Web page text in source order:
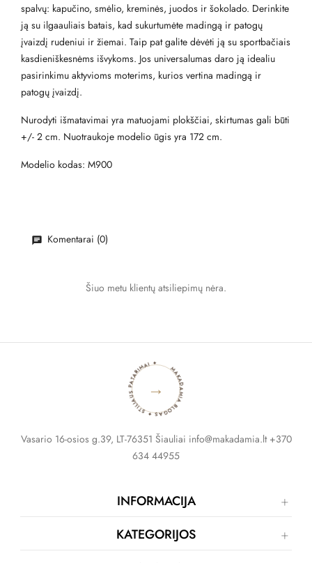
spalvų: kapučino, smėlio, kreminės, juodos ir šokolado. Derinkite
ją su ilgaauliais batais, kad sukurtumėte madingą ir patogų
įvaizdį rudeniui ir žiemai. Taip pat galite dėvėti ją su sportbačiais
kasdieniškesnėms išvykoms. Jos universalumas daro ją idealiu
pasirinkimu aktyvioms moterims, kurios vertina madingą ir
patogų įvaizdį.
Nurodyti išmatavimai yra matuojami plokščiai, skirtumas gali būti
+/- 2 cm. Nuotraukoje modelio ūgis yra 172 cm.
Modelio kodas: M900
Komentarai (0)
Šiuo metu klientų atsiliepimų nėra.
MAKADAMIA BLOGAS ✦ STILIAUS PATARIMAI ✦
→
Vasario 16-osios g.39, LT-76351 Šiauliai info@makadamia.lt +370
634 44955
INFORMACIJA
KATEGORIJOS